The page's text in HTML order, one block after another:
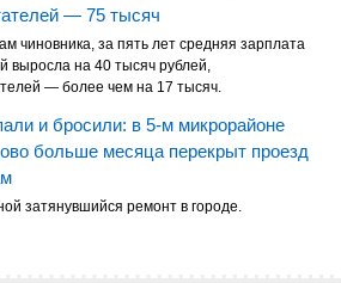
— 75 тысяч
чиновника, за пять лет средняя зарплата
выросла на 40 тысяч рублей,
— более чем на 17 тысяч.
и бросили: в 5-м микрорайоне
больше месяца перекрыт проезд
затянувшийся ремонт в городе.